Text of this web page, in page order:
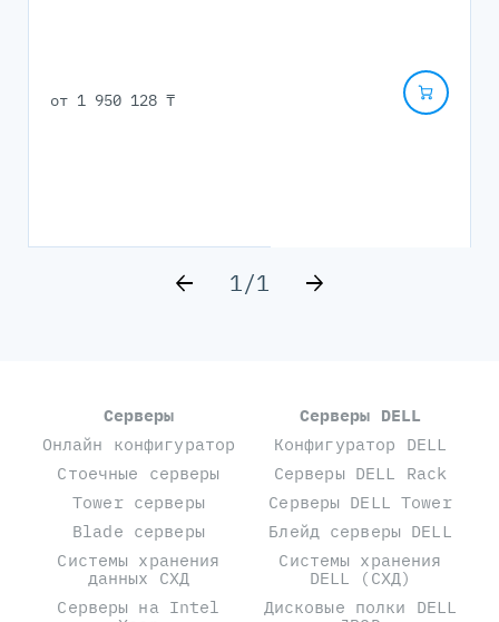
от 1 950 128 ₸
1/1
Серверы
Онлайн конфигуратор
Стоечные серверы
Tower серверы
Blade серверы
Системы хранения
данных СХД
Серверы на Intel
Серверы DELL
Конфигуратор DELL
Серверы DELL Rack
Серверы DELL Tower
Блейд серверы DELL
Системы хранения
DELL (СХД)
Дисковые полки DELL